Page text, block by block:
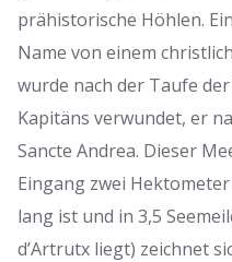
prähistorische Höhlen.
Name von einem
wurde nach der Taufe
Kapitäns verwundet, er
Sancte Andrea. Dieser
Eingang zwei
lang ist und in 3,5
d’Artrutx liegt) zeichnet